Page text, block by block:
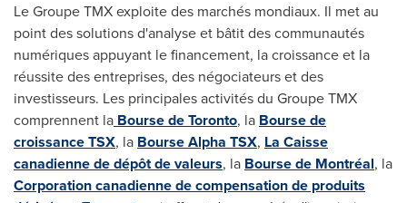
Le Groupe TMX exploite des marchés mondiaux. Il met au
point des solutions d'analyse et bâtit des communautés
numériques appuyant le financement, la croissance et la
réussite des entreprises, des négociateurs et des
investisseurs. Les principales activités du Groupe TMX
comprennent la Bourse deToronto, la Bourse de
croissance TSX, la Bourse Alpha TSX, La Caisse
canadienne de dépôt de valeurs, la Bourse de Montréal, la
Corporation canadienne de compensation de produits